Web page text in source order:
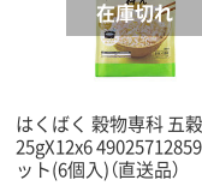
はくばく 穀物専科 五穀
25gX12x6
ット(6個入)（直送品）